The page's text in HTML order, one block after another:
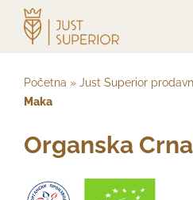
Početna » Just Superior
Maka
Organska